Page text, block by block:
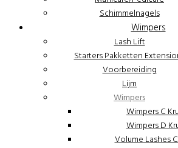
Schimmelnagels
Wimpers
Lash Lift
Starters Pakketten
Voorbereiding
Lijm
Wimpers
Wimpers C
Wimpers D
Volume Lashes